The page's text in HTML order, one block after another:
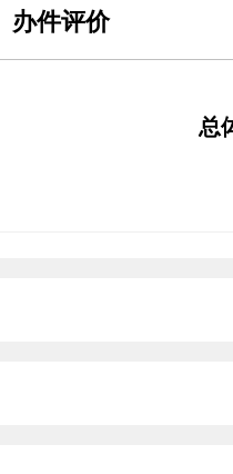
办件评价
总